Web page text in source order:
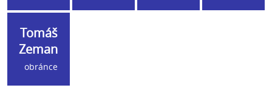
Tomáš
Zeman
obránce